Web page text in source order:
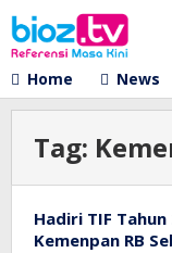
Lewati
ke
konten
Home
News
Tag:
Hadiri TIF
Kemenpan RB